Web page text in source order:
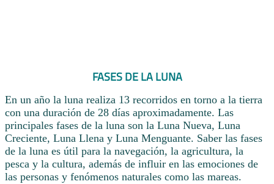
FASES DE LA LUNA
En un año la luna realiza 13 recorridos en torno a la tierra
con una duración de 28 días aproximadamente. Las
principales fases de la luna son la Luna Nueva, Luna
Creciente, Luna Llena y Luna Menguante. Saber las fases
de la luna es útil para la navegación, la agricultura, la
pesca y la cultura, además de influir en las emociones de
las personas y fenómenos naturales como las mareas.